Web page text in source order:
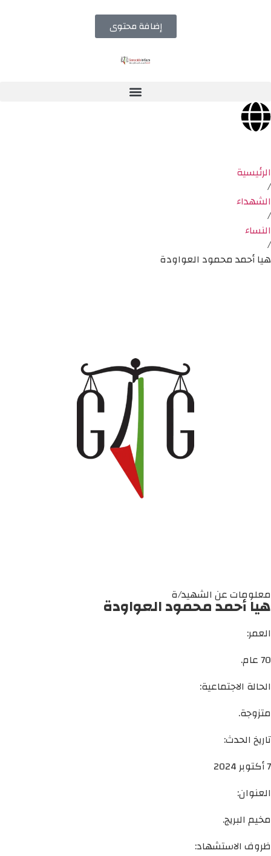
إضافة محتوى
الرئيسية
/
الشهداء
/
النساء
/
هيا أحمد محمود العواودة
معلومات عن الشهيد/ة
هيا أحمد محمود العواودة
العمر:
70 عام.
الحالة الاجتماعية:
متزوجة.
تاريخ الحدث:
7 أكتوبر 2024
العنوان:
مخيم البريج.
ظروف الاستشهاد: